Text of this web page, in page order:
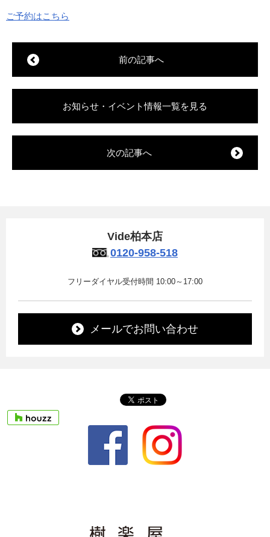
ご予約はこちら
前の記事へ
お知らせ・イベント情報一覧を見る
次の記事へ
Vide柏本店
0120-958-518
フリーダイヤル受付時間 10:00～17:00
メールでお問い合わせ